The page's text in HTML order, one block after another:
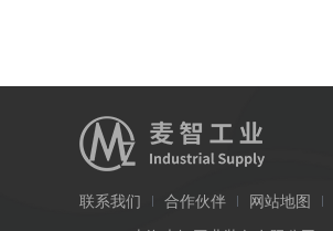
联系我们 合作伙伴 网站地图